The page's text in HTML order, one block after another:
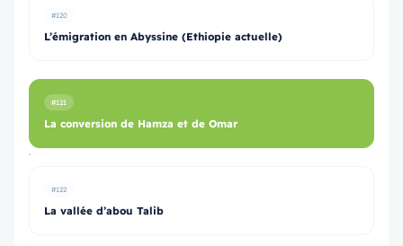
#120
L’émigration en Abyssine (Ethiopie actuelle)
#121
La conversion de Hamza et de Omar
#122
La vallée d’abou Talib